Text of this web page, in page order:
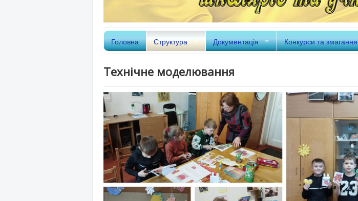
Головна Структура Документація Конкурси та змагання
Технічне моделювання